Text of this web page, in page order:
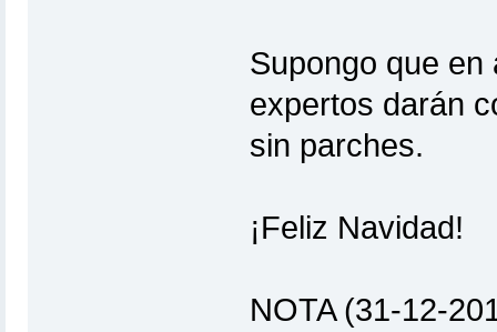
Supongo que en
expertos darán
sin parches.
¡Feliz Navidad!
NOTA (31-12-